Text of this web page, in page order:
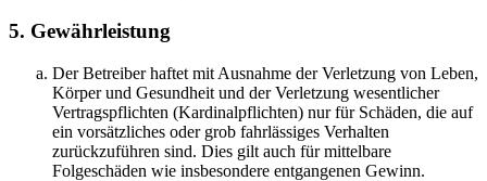
5. Gewährleistung
Der Betreiber haftet mit Ausnahme der Verletzung von Leben,
Körper und Gesundheit und der Verletzung wesentlicher
Vertragspflichten (Kardinalpflichten) nur für Schäden, die auf
ein vorsätzliches oder grob fahrlässiges Verhalten
zurückzuführen sind. Dies gilt auch für mittelbare
Folgeschäden wie insbesondere entgangenen Gewinn.